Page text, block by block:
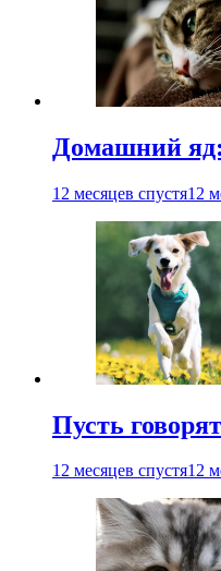
Домашний яд:
12 месяцев спустя12
Пусть
12 месяцев спустя12